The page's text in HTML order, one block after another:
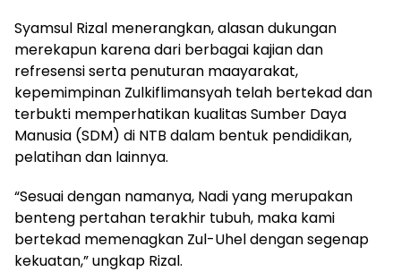
Syamsul Rizal menerangkan, alasan dukungan
merekapun karena dari berbagai kajian dan
refresensi serta penuturan maayarakat,
kepemimpinan Zulkiflimansyah telah bertekad dan
terbukti memperhatikan kualitas Sumber Daya
Manusia (SDM) di NTB dalam bentuk pendidikan,
pelatihan dan lainnya.
“Sesuai dengan namanya, Nadi yang merupakan
benteng pertahan terakhir tubuh, maka kami
bertekad memenagkan Zul-Uhel dengan segenap
kekuatan,” ungkap Rizal.